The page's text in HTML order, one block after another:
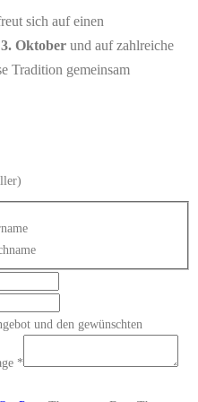
sich auf einen
3. Oktober und auf zahlreiche
Tradition gemeinsam
und den gewünschten
*